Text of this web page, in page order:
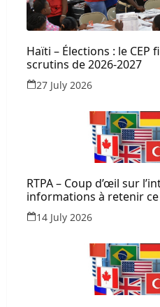
Haïti – Élections : le CEP
scrutins de 2026-2027
27 July 2026
RTPA – Coup d’œil sur
informations à retenir
14 July 2026